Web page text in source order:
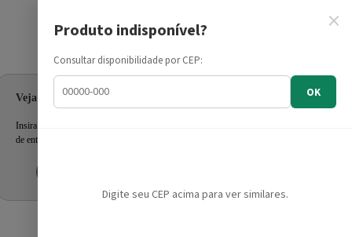
Informe seu CEP
Veja as ofertas para seu endereço!
Insira seu CEP e confira a disponibilidade dos produtos e prazo
de entrega.
×
Produto indisponível?
Consultar disponibilidade por CEP:
OK
Digite seu CEP acima para ver similares.